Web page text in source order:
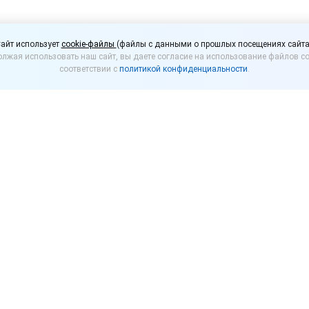
розничную продажу
продлятся
использует cookie-файлы (файлы с данными о прошлых посещениях
использовать наш сайт, вы даете согласие на использование файлов
соответствии с политикой конфиденциальности.